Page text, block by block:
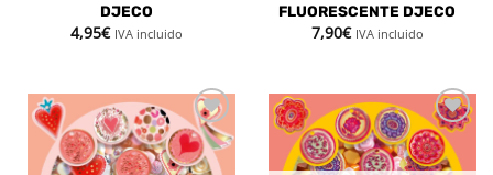
DJECO
4,95€ IVA incluido
FLUORESCENTE DJECO
7,90€ IVA incluido
Añadir
a la
lista de
Añadir
a la
lista de